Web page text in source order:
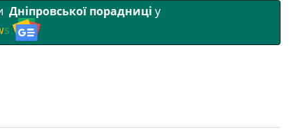
Дніпровської порадниці у
s